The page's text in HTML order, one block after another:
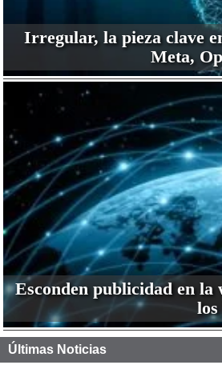
Irregular, la pieza clave
Meta,
Esconden publicidad en la
Últimas Noticias